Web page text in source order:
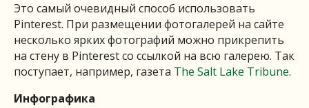
Это самый очевидный способ использовать
Pinterest. При размещении фотогалерей на сайте
несколько ярких фотографий можно прикрепить
на стену в Pinterest со ссылкой на всю галерею. Так
поступает, например, газета The Salt Lake Tribune.
Инфографика